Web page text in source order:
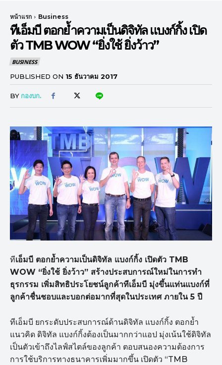
หน้าแรก Business
ทีเอ็มบี ตอกย้ำความเป็นดิจิทัล แบงก์กิ้ง เปิด
ตัว TMB WOW “ยิ่งใช้ ยิ่งว้าว”
BUSINESS
PUBLISHED ON 15 ธันวาคม 2017
BY กองบก.
ทีเอ็มบี ตอกย้ำความเป็นดิจิทัล แบงก์กิ้ง เปิดตัว TMB
WOW “ยิ่งใช้ ยิ่งว้าว” สร้างประสบการณ์ใหม่ในการทำ
ธุรกรรม เพิ่มสิทธิประโยชน์ลูกค้าทีเอ็มบี มุ่งขึ้นแท่นแบงก์ที่
ลูกค้าชื่นชอบและบอกต่อมากที่สุดในประเทศ ภายใน 5 ปี
ทีเอ็มบี ยกระดับประสบการณ์ด้านดิจิทัล แบงก์กิ้ง ตอกย้ำ
แนวคิด ดิจิทัล แบงก์กิ้งต้องเป็นมากกว่าแอป มุ่งเน้นใช้ดิจิทัล
เป็นตัวเข้าถึงไลฟ์สไตล์ของลูกค้า ตอบสนองความต้องการ
การใช้บริการทางธนาคารเพิ่มมากขึ้น เปิดตัว “TMB